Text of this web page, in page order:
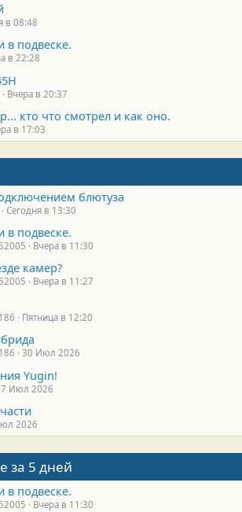
в 08:48
в подвеске.
в 22:28
Вчера в 20:37
кто что смотрел и как оно.
в 17:03
блютуза
Сегодня в 13:30
в подвеске.
Вчера в 11:30
камер?
Вчера в 11:27
Пятница в 12:20
30 Июл 2026
Yugin!
Июл 2026
2026
за 5 дней
в подвеске.
Вчера в 11:30